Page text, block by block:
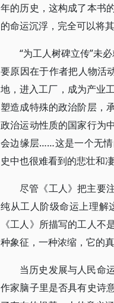
年的历史，这构成了本书
的命运沉浮，完全可以将
“为工人树碑立传”未
要原因在于作者把人物活
地，进入工厂，成为产业
塑造成特殊的政治阶层，
政治运动性质的国家行为
会边缘层……这是一个无
史中也很难看到的悲壮和
尽管《工人》把主要
纯从工人阶级命运上理解
《工人》所描写的工人
种象征，一种浓缩，它的
当历史发展与人民命
作家脑子里是否具有史诗